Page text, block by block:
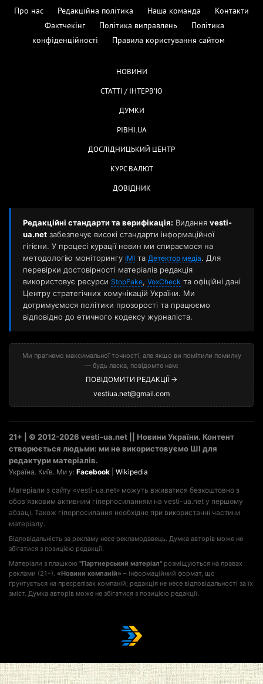
Про нас Редакційна політика Наша команда
Контакти
Фактчекінг
Політика виправлень
Політика
конфіденційності
Правила користування сайтом
НОВИНИ
СТАТТІ / ІНТЕРВ'Ю
ДУМКИ
РІВНІ.UA
ДОСЛІДНИЦЬКИЙ ЦЕНТР
КУРС ВАЛЮТ
ДОВІДНИК
Редакційні стандарти та верифікація: Видання vesti-
ua.net забезпечує високі стандарти інформаційної
гігієни. У процесі курації новин ми спираємося на
методологію моніторингу ІМІ та Детектор медіа. Для
перевірки достовірності матеріалів редакція
використовує ресурси StopFake, VoxCheck та офіційні дані
Центру стратегічних комунікацій України. Ми
дотримуємося політики прозорості та працюємо
відповідно до етичного кодексу журналіста.
Ми прагнемо максимальної точності, але якщо ви помітили помилку
— будь ласка, повідомте нам:
ПОВІДОМИТИ РЕДАКЦІЇ →
vestiua.net@gmail.com
21+ | © 2012-2026 vesti-ua.net || Новини України. Контент
створюється людьми: ми не використовуємо ШІ для
редактури матеріалів.
Україна. Київ. Ми у: Facebook Wikipedia
Матеріали з сайту «vesti-ua.net» можуть вживатися безкоштовно з
обов'язковим активним гіперпосиланням на vesti-ua.net у першому
абзаці. Також гіперпосилання необхідне при використанні частини
матеріалу.
Відповідальність за рекламу несе рекламодавець. Думка авторів може не
збігатися з позицією редакції.
Матеріали з плашкою "Партнерський матеріал" розміщуються на правах
реклами (21+). «Новини компаній» – інформаційний формат, що
ґрунтується на пресрелізах компаній; редакція не несе відповідальності за їх
зміст. Думка авторів може не збігатися з позицією редакції.